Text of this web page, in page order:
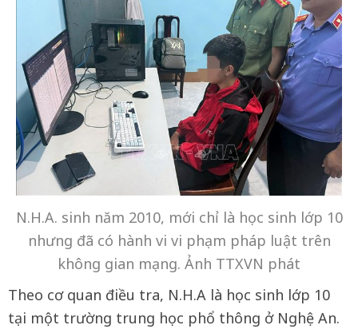
N.H.A. sinh năm 2010, mới chỉ là học sinh lớp 10
nhưng đã có hành vi vi phạm pháp luật trên
không gian mạng. Ảnh TTXVN phát
Theo cơ quan điều tra, N.H.A là học sinh lớp 10
tại một trường trung học phổ thông ở Nghệ An.